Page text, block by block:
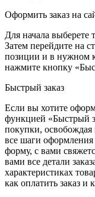
Оформить заказ на
Для начала выберете
Затем перейдите на
позиции и в нужном
нажмите кнопку
Быстрый заказ
Если вы хотите
функцией «Быстрый
покупки, освобождая
все шаги оформления
форму, с вами
вами все детали
характеристиках
как оплатить заказ и